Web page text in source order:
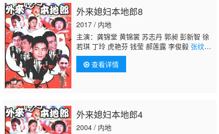
外来媳妇本地郎8
2017 / 内地
主演：龚锦堂 黄锦裳 苏志丹 郭昶 彭新智 徐
若琪 丁玲 虎艳芬 钱莹 郝莲露 李俊毅 张纹
博何文茵 王辰 谢恩 毛琳 林星云 卢海潮 卢秋
萍 马小倩 陈坚雄 黄俊英 舒力生 吴苏妹 张和
平 邝祖乐 刘涛 周小镔 黄慧颐 潘结
查看详情
外来媳妇本地郎4
2004 / 内地